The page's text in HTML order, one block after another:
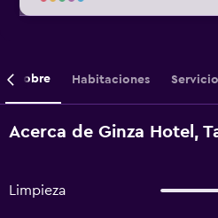
Sobre Habitaciones
Acerca de Ginza Hotel,
Limpieza